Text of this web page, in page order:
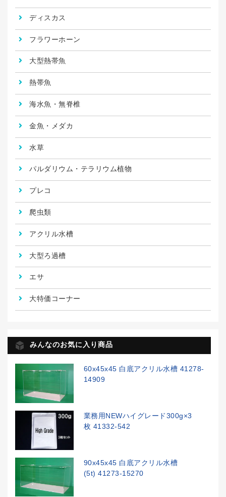
ディスカス
フラワーホーン
大型熱帯魚
熱帯魚
海水魚・無脊椎
金魚・メダカ
水草
パルダリウム・テラリウム植物
プレコ
爬虫類
アクリル水槽
大型ろ過槽
エサ
大特価コーナー
みんなのお気に入り商品
60x45x45 白底アクリル水槽 41278-
14909
業務用NEWハイグレード300g×3
枚 41332-542
90x45x45 白底アクリル水槽
(5t) 41273-15270